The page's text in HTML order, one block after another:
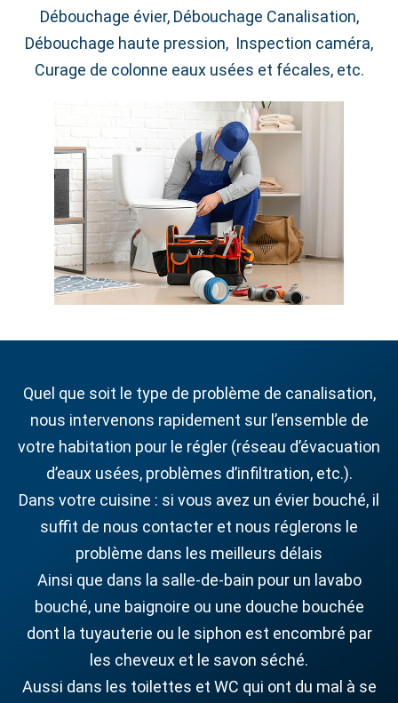
Débouchage évier, Débouchage Canalisation,
Débouchage haute pression, Inspection caméra,
Curage de colonne eaux usées et fécales, etc.
Quel que soit le type de problème de canalisation,
nous intervenons rapidement sur l’ensemble de
votre habitation pour le régler (réseau d’évacuation
d’eaux usées, problèmes d’infiltration, etc.).
Dans votre cuisine : si vous avez un évier bouché, il
suffit de nous contacter et nous réglerons le
problème dans les meilleurs délais
Ainsi que dans la salle-de-bain pour un lavabo
bouché, une baignoire ou une douche bouchée
dont la tuyauterie ou le siphon est encombré par
les cheveux et le savon séché.
Aussi dans les toilettes et WC qui ont du mal à se